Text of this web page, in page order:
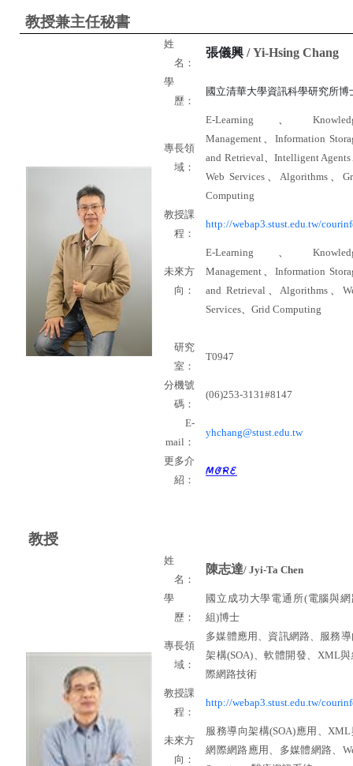
教授兼主任秘書
姓
名：
張儀興 / Yi-Hsing Chang
學
歷：
國立清華大學資訊科學研究所博
專長領
域：
E-Learning 、
Management 、 Information
and Retrieval、Intelligent Agents
Web Services 、 Algorithms、
Computing
教授課
程：
http://webap3.stust.edu.tw/
未來方
向：
E-Learning 、
Management 、 Information
and Retrieval 、Algorithms 、
Services、Grid Computing
研究
室：
T0947
分機號
碼：
(06)253-3131#8147
E-
mail ：
yhchang@stust.edu.tw
更多介
紹：
教授
姓
名：
陳志達/ Jyi-Ta Chen
學
歷：
國立成功大學電通所(電腦與網
組)博士
專長領
域：
多媒體應用、資訊網路、服務
架構(SOA)、軟體開發、 XML與
際網路技術
教授課
程：
http://webap3.stust.edu.tw/
未來方
向：
服務導向架構(SOA)應用、XML
網際網路應用、多媒體網路、